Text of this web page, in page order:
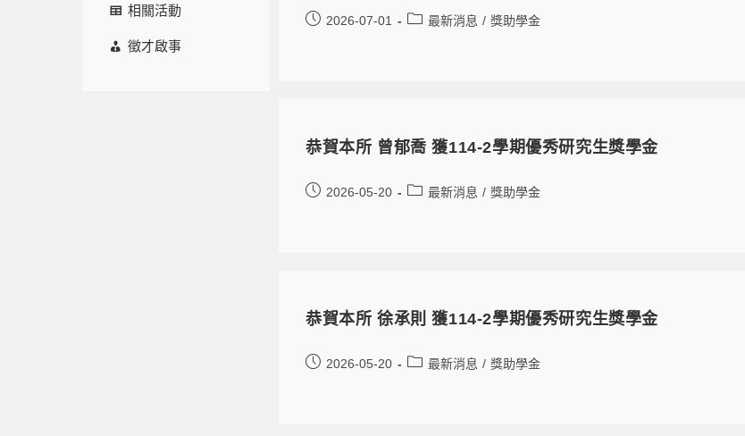
相關活動
徵才啟事
2026-07-01 最新消息 / 獎助學金
恭賀本所 曾郁喬 獲114-2學期優秀研究生獎學金
2026-05-20 最新消息 / 獎助學金
恭賀本所 徐承則 獲114-2學期優秀研究生獎學金
2026-05-20 最新消息 / 獎助學金